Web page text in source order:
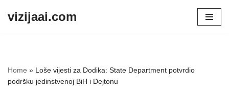
vizijaai.com
Home » Loše vijesti za Dodika: State Department potvrdio
podršku jedinstvenoj BiH i Dejtonu